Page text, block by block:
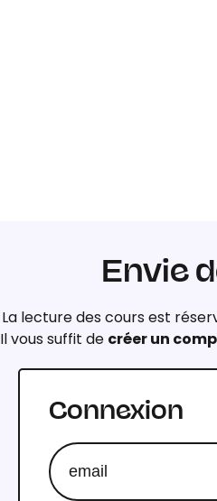
Envie
La lecture des cours est
Il vous suffit de créer un
Connexion